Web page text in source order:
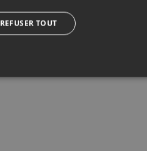
REFUSER TOUT